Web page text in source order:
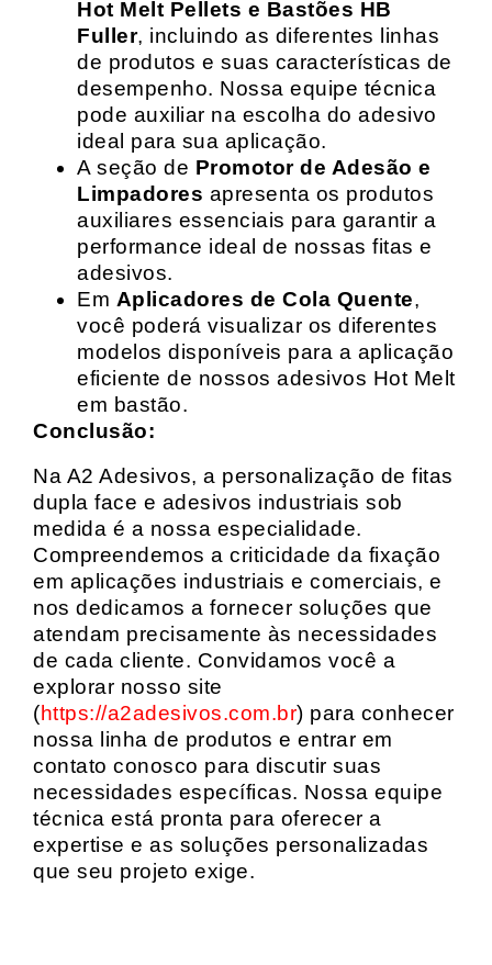
Hot Melt Pellets e Bastões HB
Fuller, incluindo as diferentes linhas
de produtos e suas características de
desempenho. Nossa equipe técnica
pode auxiliar na escolha do adesivo
ideal para sua aplicação.
A seção de Promotor de Adesão e
Limpadores apresenta os produtos
auxiliares essenciais para garantir a
performance ideal de nossas fitas e
adesivos.
Em Aplicadores de Cola Quente,
você poderá visualizar os diferentes
modelos disponíveis para a aplicação
eficiente de nossos adesivos Hot Melt
em bastão.
Conclusão:
Na A2 Adesivos, a personalização de fitas
dupla face e adesivos industriais sob
medida é a nossa especialidade.
Compreendemos a criticidade da fixação
em aplicações industriais e comerciais, e
nos dedicamos a fornecer soluções que
atendam precisamente às necessidades
de cada cliente. Convidamos você a
explorar nosso site
(https://a2adesivos.com.br) para conhecer
nossa linha de produtos e entrar em
contato conosco para discutir suas
necessidades específicas. Nossa equipe
técnica está pronta para oferecer a
expertise e as soluções personalizadas
que seu projeto exige.